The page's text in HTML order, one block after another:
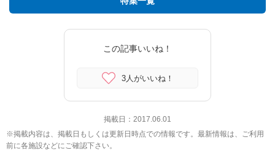
この記事いいね！
3人がいいね！
掲載日： 2017.06.01
※掲載内容は、掲載日もしくは更新日時点での情報です。最新情報は、ご利用
前に各施設などにご確認下さい。